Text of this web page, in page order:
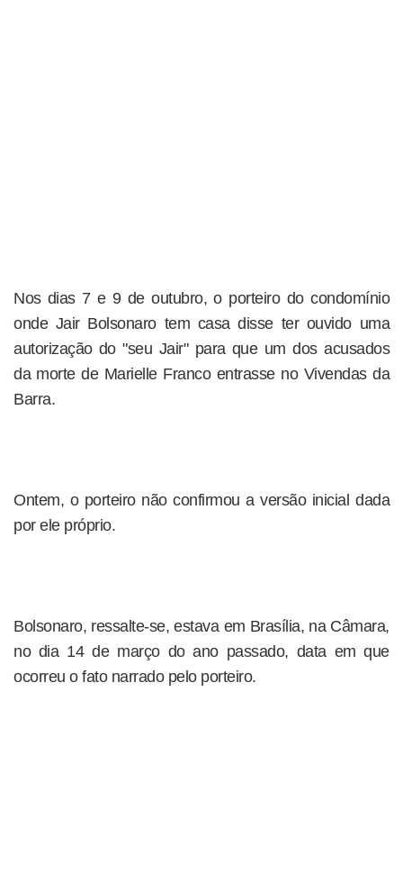
Nos dias 7 e 9 de outubro, o porteiro do condomínio
onde Jair Bolsonaro tem casa disse ter ouvido uma
autorização do "seu Jair" para que um dos acusados
da morte de Marielle Franco entrasse no Vivendas da
Barra.
Ontem, o porteiro não confirmou a versão inicial dada
por ele próprio.
Bolsonaro, ressalte-se, estava em Brasília, na Câmara,
no dia 14 de março do ano passado, data em que
ocorreu o fato narrado pelo porteiro.